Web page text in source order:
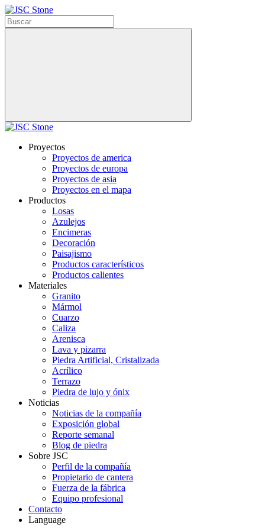
Proyectos
Proyectos de america
Proyectos de europa
Proyectos de asia
Proyectos en el mapa
Productos
Losas
Azulejos
Encimeras
Decoración
Paisajismo
Productos característicos
Productos calientes
Materiales
Granito
Mármol
Cuarzo
Caliza
Arenisca
Lava y pizarra
Piedra Artificial, Cristalizada
Acrílico
Terrazo
Piedra de lujo y ónix
Noticias
Noticias de la compañía
Exposición global
Reporte semanal
Blog de piedra
Sobre JSC
Perfil de la compañía
Propietario de cantera
Fuerza de la fábrica
Equipo profesional
Contacto
Language